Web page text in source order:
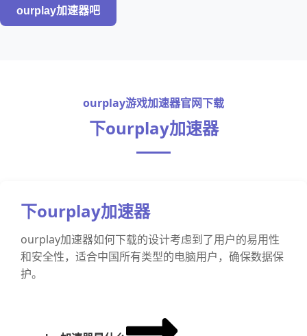
ourplay加速器吧
ourplay游戏加速器官网下载
下ourplay加速器
下ourplay加速器
ourplay加速器如何下载的设计考虑到了用户的易用性
和安全性，适合中国所有类型的电脑用户，确保数据保
护。